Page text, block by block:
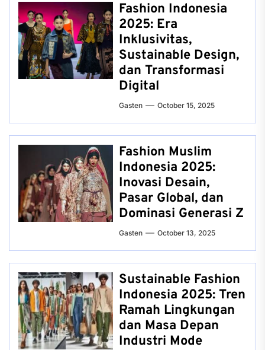
Fashion Indonesia
2025: Era
Inklusivitas,
Sustainable Design,
dan Transformasi
Digital
Gasten October 15, 2025
Fashion Muslim
Indonesia 2025:
Inovasi Desain,
Pasar Global, dan
Dominasi Generasi Z
Gasten October 13, 2025
Sustainable Fashion
Indonesia 2025: Tren
Ramah Lingkungan
dan Masa Depan
Industri Mode